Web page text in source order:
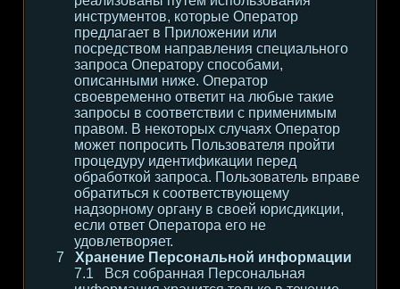
инструментов, которые Оператор
предлагает в Приложении или
посредством направления специального
запроса Оператору способами,
описанными ниже. Оператор
своевременно ответит на любые такие
запросы в соответствии с применимым
правом. В некоторых случаях Оператор
может попросить Пользователя пройти
процедуру идентификации перед
обработкой запроса. Пользователь вправе
обратиться к соответствующему
надзорному органу в своей юрисдикции,
если ответ Оператора его не
удовлетворяет.
Хранение Персональной информации
Вся собранная Персональная